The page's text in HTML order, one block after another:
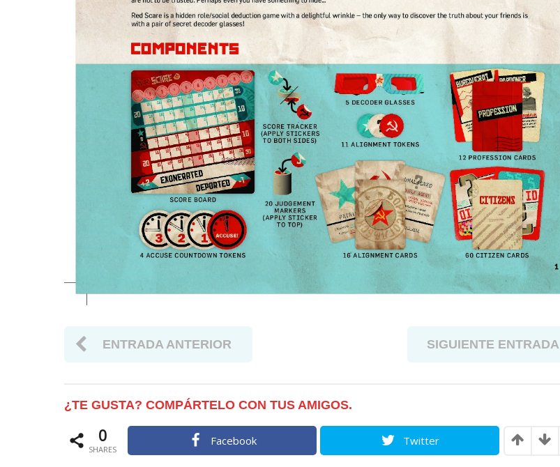
ENTRADA ANTERIOR SIGUIENTE ENTRADA
¿TE GUSTA? COMPÁRTELO CON TUS AMIGOS.
0
SHARES
Facebook Twitter